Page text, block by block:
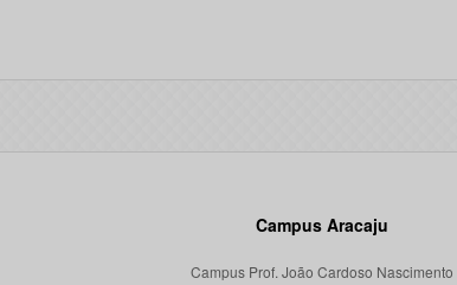
Campus Aracaju
Campus Prof. João Cardoso Nascimento